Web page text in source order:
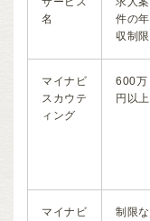
名
件の年
収制限
マイナビ
スカウテ
ィング
600万
円以上
マイナビ
制限な